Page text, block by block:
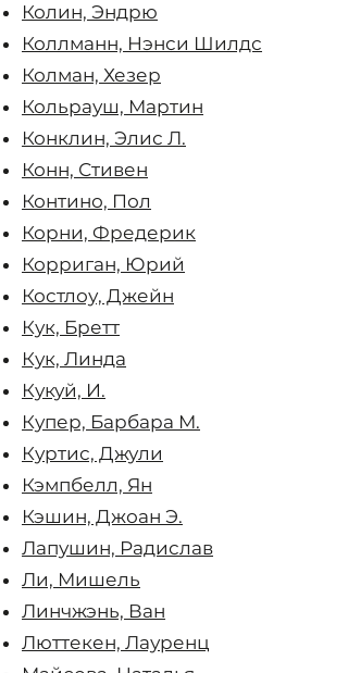
Колин, Эндрю
Коллманн, Нэнси Шилдс
Колман, Хезер
Кольрауш, Мартин
Конклин, Элис Л.
Конн, Стивен
Контино, Пол
Корни, Фредерик
Корриган, Юрий
Костлоу, Джейн
Кук, Бретт
Кук, Линда
Кукуй, И.
Купер, Барбара М.
Куртис, Джули
Кэмпбелл, Ян
Кэшин, Джоан Э.
Лапушин, Радислав
Ли, Мишель
Линчжэнь, Ван
Люттекен, Лауренц